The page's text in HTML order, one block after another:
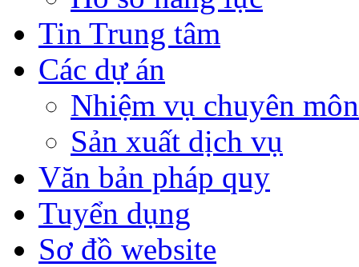
Tin Trung tâm
Các dự án
Nhiệm vụ chuyên môn
Sản xuất dịch vụ
Văn bản pháp quy
Tuyển dụng
Sơ đồ website